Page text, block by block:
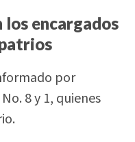
encargados
por
8 y 1, quienes